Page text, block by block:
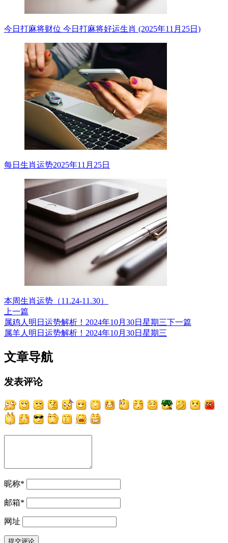
今日打麻将财位 今日打麻将好运生肖 (2025年11月25日)
每日生肖运势2025年11月25日
本周生肖运势（11.24-11.30）
上一篇
属鸡人明日运势解析！2024年10月30日星期三下一篇
属羊人明日运势解析！2024年10月30日星期三
文章导航
发表评论
昵称*
邮箱*
网址